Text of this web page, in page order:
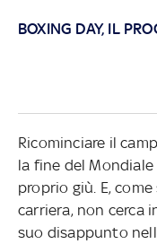
BOXING DAY, IL
Ricominciare il
la fine del Mondiale
proprio giù. E,
carriera, non cerca
suo disappunto